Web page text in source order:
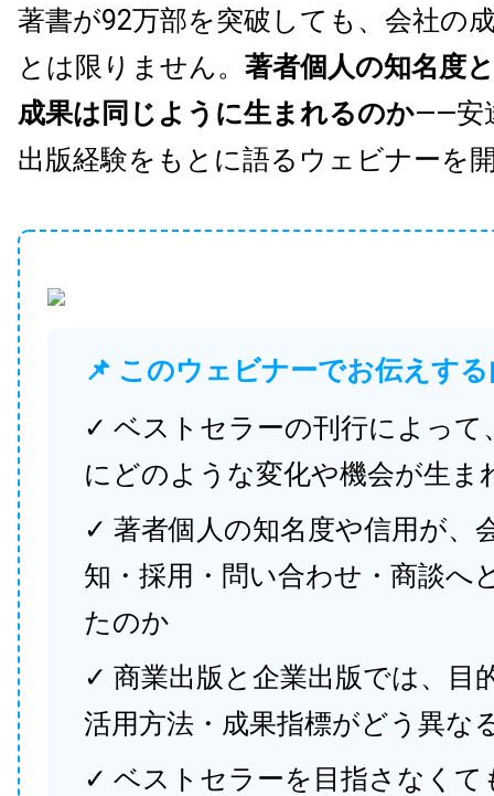
著書が92万部を突破しても、会社の
とは限りません。 著者個人の知名度
成果は同じように生まれるのか——安
出版経験をもとに語るウェビナーを
📌 このウェビナーでお伝えす
✓ ベストセラーの刊行によって
にどのような変化や機会が生ま
✓ 著者個人の知名度や信用が、
知・採用・問い合わせ・商談へ
たのか
✓ 商業出版と企業出版では、目
活用方法・成果指標がどう異な
✓ ベストセラーを目指さなくて